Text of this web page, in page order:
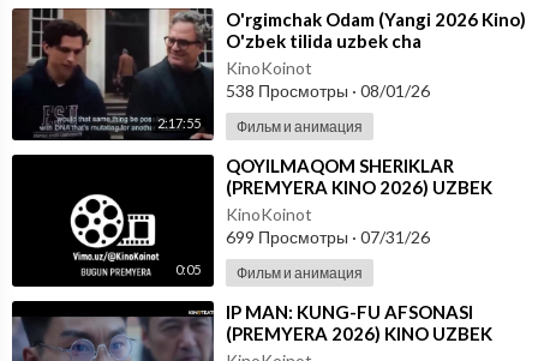
2:17:55
⁣O'rgimchak Odam (Yangi 2026 Kino)
O'zbek tilida uzbek cha
KinoKoinot
538 Просмотры · 08/01/26
Фильм и анимация
0:05
⁣QOYILMAQOM SHERIKLAR
(PREMYERA KINO 2026) UZBEK
TILIDA
KinoKoinot
699 Просмотры · 07/31/26
Фильм и анимация
⁣IP MAN: KUNG-FU AFSONASI
(PREMYERA 2026) KINO UZBEK
TILIDA - SKACHAT